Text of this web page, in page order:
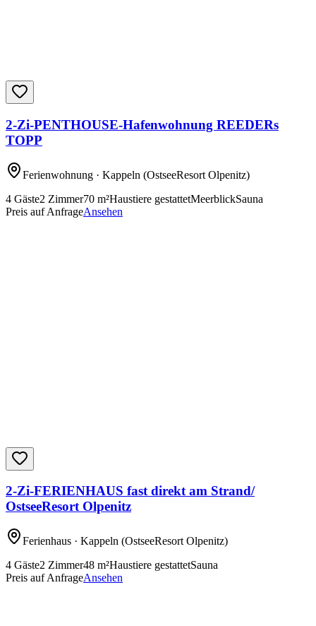
2-Zi-PENTHOUSE-Hafenwohnung REEDERs
TOPP
Ferienwohnung · Kappeln (OstseeResort Olpenitz)
4 Gäste2 Zimmer70 m²Haustiere gestattetMeerblickSauna
Preis auf AnfrageAnsehen
2-Zi-FERIENHAUS fast direkt am Strand/
OstseeResort Olpenitz
Ferienhaus · Kappeln (OstseeResort Olpenitz)
4 Gäste2 Zimmer48 m²Haustiere gestattetSauna
Preis auf AnfrageAnsehen